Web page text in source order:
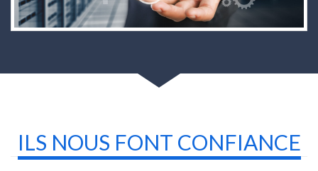
ILS NOUS FONT CONFIANCE